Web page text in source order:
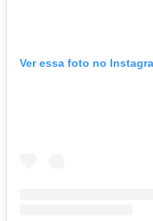
Ver essa foto no